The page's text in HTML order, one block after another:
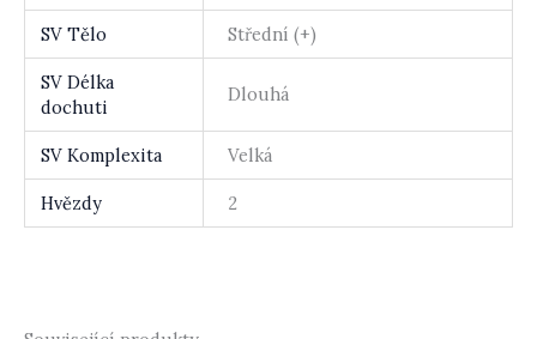
SV Tělo Střední (+)
SV Délka
dochuti
Dlouhá
SV Komplexita Velká
Hvězdy 2